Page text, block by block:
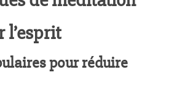
l’esprit
pour réduire